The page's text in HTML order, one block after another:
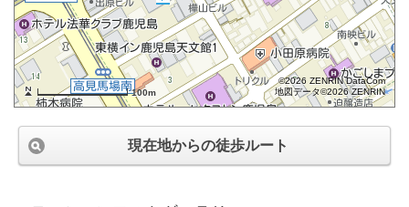
100m
©2026 ZENRIN DataCom
地図データ©2026 ZENRIN
現在地からの徒歩ルート